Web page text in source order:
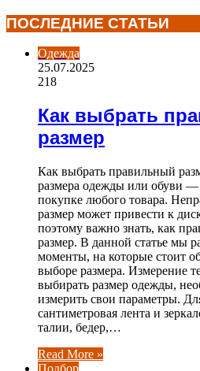
ПОСЛЕДНИЕ СТАТЬИ
Одежда
25.07.2025
218
Как выбрать
размер
Как выбрать правильный
размера одежды или обуви
покупке любого товара.
размер может привести к
поэтому важно знать, как
размер. В данной статье мы
моменты, на которые стоит
выборе размера. Измерение
выбирать размер одежды,
измерить свои параметры.
сантиметровая лента и
талии, бедер,…
Read More »